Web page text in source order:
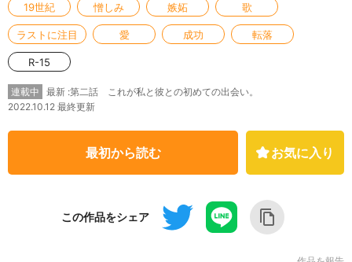
19世紀 憎しみ 嫉妬 歌
ラストに注目 愛 成功 転落
R-15
連載中
最新 :第二話 これが私と彼との初めての出会い。
2022.10.12 最終更新
最初から読む お気に入り
この作品をシェア